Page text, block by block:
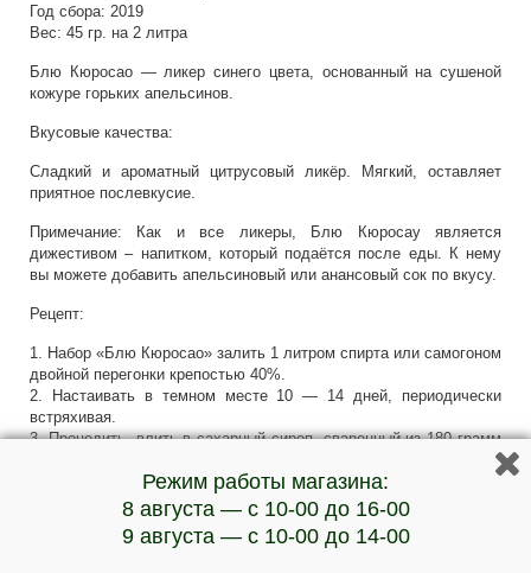
Год сбора: 2019
Вес: 45 гр. на 2 литра
Блю Кюросао — ликер синего цвета, основанный на сушеной
кожуре горьких апельсинов.
Вкусовые качества:
Сладкий и ароматный цитрусовый ликёр. Мягкий, оставляет
приятное послевкусие.
Примечание: Как и все ликеры, Блю Кюросау является
дижестивом – напитком, который подаётся после еды. К нему
вы можете добавить апельсиновый или анансовый сок по вкусу.
Рецепт:
1. Набор «Блю Кюросао» залить 1 литром спирта или самогоном
двойной перегонки крепостью 40%.
2. Настаивать в темном месте 10 — 14 дней, периодически
встряхивая.
3. Процедить, влить в сахарный сироп, сваренный из 180 грамм
4. Дать отдохнуть 7 дней. При необходимости отфильтровать
5. После этого внесите в настойку цветы анчана из
дополнительного пакетика (идёт в комплекте с набором) и
Режим работы магазина:
8 августа — с 10-00 до 16-00
9 августа — с 10-00 до 14-00